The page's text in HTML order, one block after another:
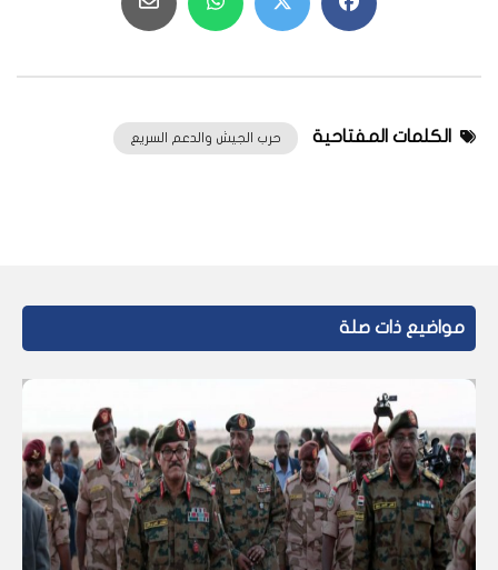
الكلمات المفتاحية حرب الجيش والدعم السريع
مواضيع ذات صلة